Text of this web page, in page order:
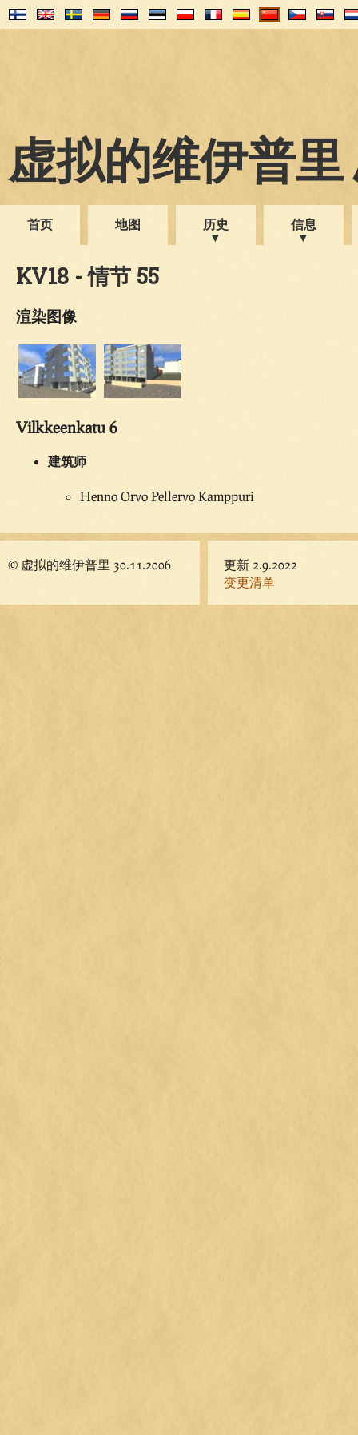
虚拟的维伊普里
首页 地图 历史 信息
KV18 - 情节 55
渲染图像
Vilkkeenkatu 6
建筑师
Henno Orvo Pellervo Kamppuri
© 虚拟的维伊普里 30.11.2006
更新 2.9.2022
变更清单